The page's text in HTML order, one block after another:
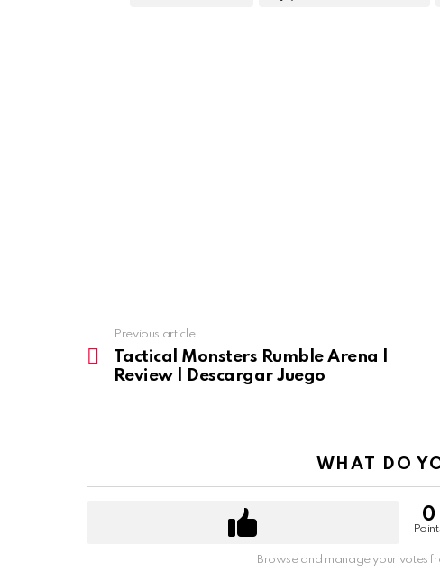
more
Previous article
Tactical Monsters Rumble Arena |
Review | Descargar Juego
WHAT DO
0
Browse and manage your votes